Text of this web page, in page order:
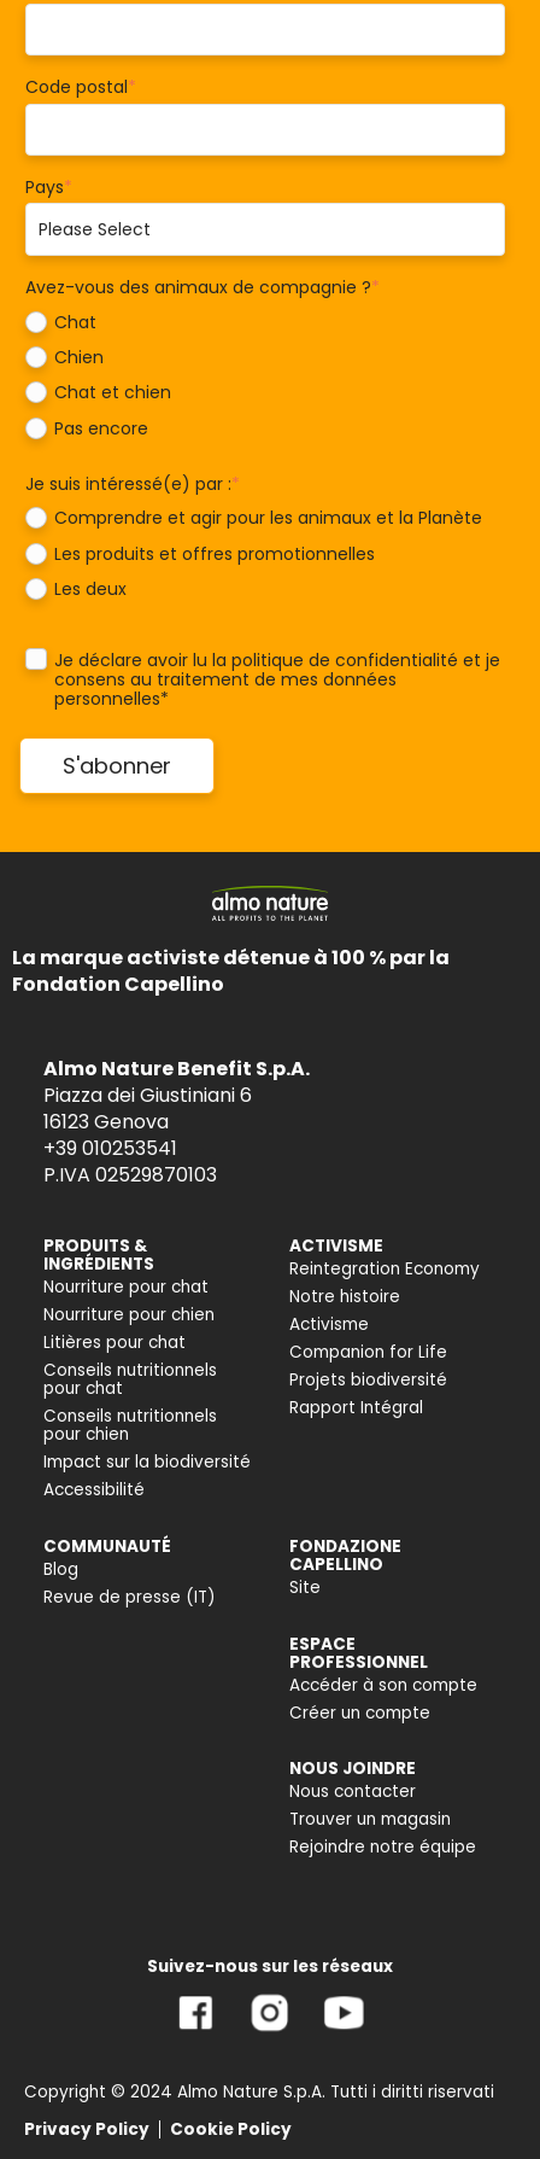
Code postal*
Pays*
Avez-vous des animaux de compagnie ?*
Chat
Chien
Chat et chien
Pas encore
Je suis intéressé(e) par :*
Comprendre et agir pour les animaux et la Planète
Les produits et offres promotionnelles
Les deux
Je déclare avoir lu la politique de confidentialité et je
consens au traitement de mes données
personnelles*
La marque activiste détenue à 100 % par la
Fondation Capellino
Almo Nature Benefit S.p.A.
Piazza dei Giustiniani 6
16123 Genova
+39 010253541
P.IVA 02529870103
PRODUITS &
INGRÉDIENTS
Nourriture pour chat
Nourriture pour chien
Litières pour chat
Conseils nutritionnels
pour chat
Conseils nutritionnels
pour chien
Impact sur la biodiversité
Accessibilité
ACTIVISME
Reintegration Economy
Notre histoire
Activisme
Companion for Life
Projets biodiversité
Rapport Intégral
COMMUNAUTÉ
Blog
Revue de presse (IT)
FONDAZIONE
CAPELLINO
Site
ESPACE
PROFESSIONNEL
Accéder à son compte
Créer un compte
NOUS JOINDRE
Nous contacter
Trouver un magasin
Rejoindre notre équipe
Suivez-nous sur les réseaux
Copyright © 2024 Almo Nature S.p.A. Tutti i diritti riservati
Privacy Policy
Cookie Policy